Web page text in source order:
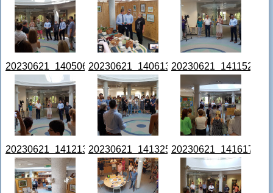
20230621_140506.jpg20230621_140613.jpg20230621_141152.jpg
20230621_141213.jpg20230621_141325.jpg20230621_141617.jpg